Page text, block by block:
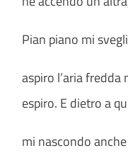
Pian piano mi
aspiro l’aria
espiro. E dietro a
mi nascondo